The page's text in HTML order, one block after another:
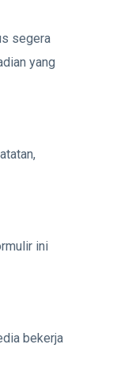
segera
yang
ini
bekerja